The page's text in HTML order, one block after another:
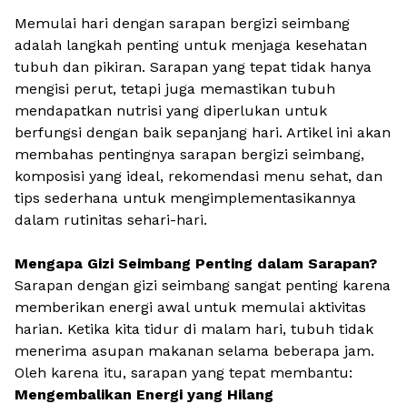
Memulai hari dengan sarapan bergizi seimbang
adalah langkah penting untuk menjaga kesehatan
tubuh dan pikiran. Sarapan yang tepat tidak hanya
mengisi perut, tetapi juga memastikan tubuh
mendapatkan nutrisi yang diperlukan untuk
berfungsi dengan baik sepanjang hari. Artikel ini akan
membahas pentingnya sarapan bergizi seimbang,
komposisi yang ideal, rekomendasi menu sehat, dan
tips sederhana untuk mengimplementasikannya
dalam rutinitas sehari-hari.
Mengapa Gizi Seimbang Penting dalam Sarapan?
Sarapan dengan gizi seimbang sangat penting karena
memberikan energi awal untuk memulai aktivitas
harian. Ketika kita tidur di malam hari, tubuh tidak
menerima asupan makanan selama beberapa jam.
Oleh karena itu, sarapan yang tepat membantu:
Mengembalikan Energi yang Hilang